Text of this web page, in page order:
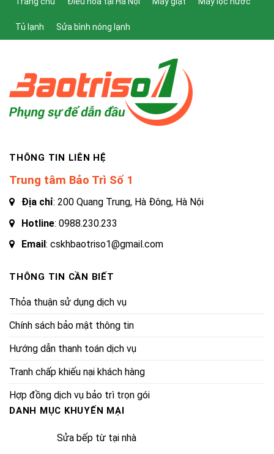
Tủ lạnh Sửa bình nóng lạnh
THÔNG TIN LIÊN HỆ
Trung tâm Bảo Trì Số 1
Địa chỉ: 200 Quang Trung, Hà Đông, Hà Nội
Hotline: 0988.230.233
Email : cskhbaotriso1@gmail.com
THÔNG TIN CẦN BIẾT
Thỏa thuận sử dụng dịch vụ
Chính sách bảo mật thông tin
Hướng dẫn thanh toán dịch vụ
Tranh chấp khiếu nại khách hàng
Hợp đồng dịch vụ bảo trì trọn gói
DANH MỤC KHUYẾN MẠI
Sửa bếp từ tại nhà